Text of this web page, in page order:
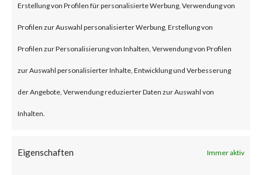
Erstellung von Profilen für personalisierte Werbung, Verwendung von
Profilen zur Auswahl personalisierter Werbung, Erstellung von
Profilen zur Personalisierung von Inhalten, Verwendung von Profilen
zur Auswahl personalisierter Inhalte, Entwicklung und Verbesserung
der Angebote, Verwendung reduzierter Daten zur Auswahl von
Inhalten.
Eigenschaften Immer aktiv
script in the folder.
Why is this Significant?
This is significant because
WinRAR is widely used and CVE-
exploited as a 0-day in April